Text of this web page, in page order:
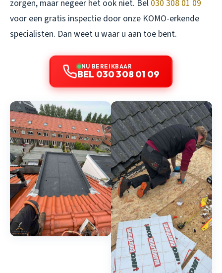
zorgen, maar negeer het ook niet. Bel 030 308 01 09
voor een gratis inspectie door onze KOMO-erkende
specialisten. Dan weet u waar u aan toe bent.
NU BEREIKBAAR
BEL 030 308 01 09